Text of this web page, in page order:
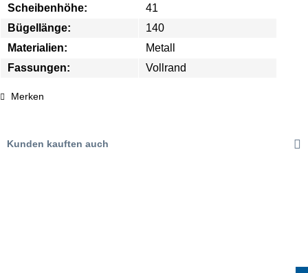
Scheibenhöhe:
41
Bügellänge:
140
Materialien:
Metall
Fassungen:
Vollrand
Merken
Kunden kauften auch